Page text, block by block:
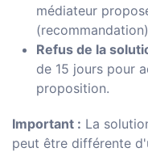
médiateur
Refus de la
de 15 jours pour
proposition.
Important : La
peut être différente